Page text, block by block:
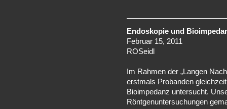
Endoskopie und
Februar 15, 2011
ROSeidl
Im Rahmen der „Langen
erstmals Probanden
Bioimpedanz untersucht.
Röntgenuntersuchungen